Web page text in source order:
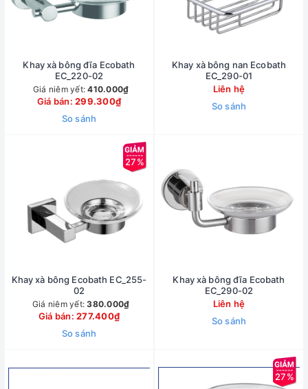
Khay xà bông đĩa Ecobath
EC_220-02
Giá niêm yết:410.000₫
Giá bán:299.300₫
So sánh
Khay xà bông nan Ecobath
EC_290-01
Liên hệ
So sánh
27%
Khay xà bông Ecobath EC_255-
02
Giá niêm yết:380.000₫
Giá bán:277.400₫
So sánh
Khay xà bông đĩa Ecobath
EC_290-02
Liên hệ
So sánh
27%